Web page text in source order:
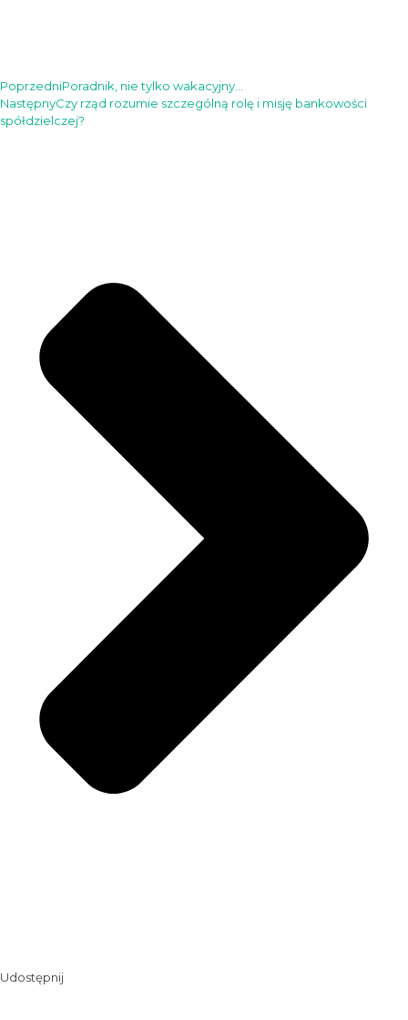
PoprzedniPoradnik, nie tylko wakacyjny…
NastępnyCzy rząd rozumie szczególną rolę i misję bankowości
spółdzielczej?
Udostępnij